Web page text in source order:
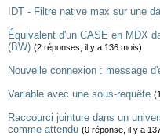
IDT - Filtre native max sur une
Équivalent d'un CASE en MDX
(BW) (2 réponses, il y a 136 mois)
Nouvelle connexion : message
Variable avec une sous-requête
Raccourci jointure dans un
comme attendu (0 réponse, il y a